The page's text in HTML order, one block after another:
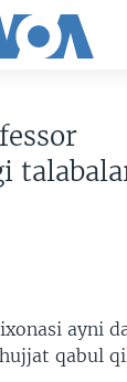
ayni
qabul